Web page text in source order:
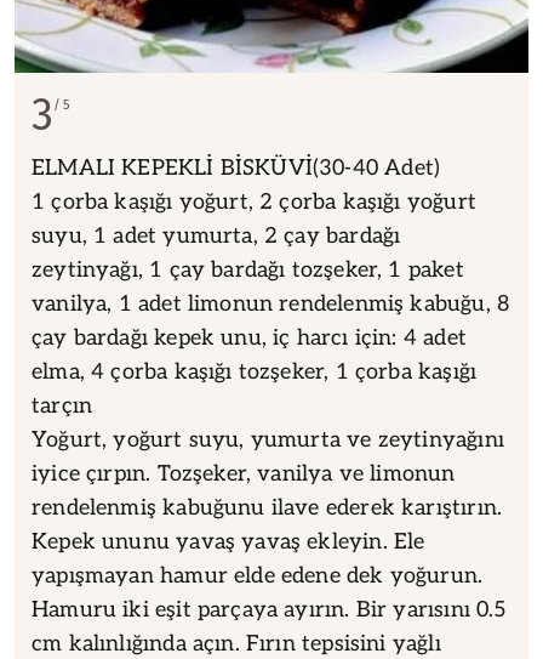
3 5
ELMALI KEPEKLİ BİSKÜVİ(30-40 Adet)
1 çorba kaşığı yoğurt, 2 çorba kaşığı yoğurt
suyu, 1 adet yumurta, 2 çay bardağı
zeytinyağı, 1 çay bardağı tozşeker, 1 paket
vanilya, 1 adet limonun rendelenmiş kabuğu, 8
çay bardağı kepek unu, iç harcı için: 4 adet
elma, 4 çorba kaşığı tozşeker, 1 çorba kaşığı
tarçın
Yoğurt, yoğurt suyu, yumurta ve zeytinyağını
iyice çırpın. Tozşeker, vanilya ve limonun
rendelenmiş kabuğunu ilave ederek karıştırın.
Kepek ununu yavaş yavaş ekleyin. Ele
yapışmayan hamur elde edene dek yoğurun.
Hamuru iki eşit parçaya ayırın. Bir yarısını 0.5
cm kalınlığında açın. Fırın tepsisini yağlı